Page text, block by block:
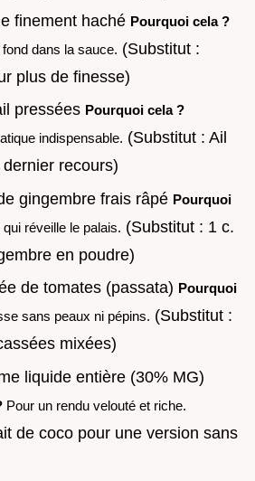
finement haché Pourquoi cela ?
dans la sauce. (Substitut :
plus de finesse)
pressées Pourquoi cela ?
indispensable. (Substitut : Ail
recours)
gingembre frais râpé Pourquoi
réveille le palais. (Substitut : 1 c.
en poudre)
de tomates (passata) Pourquoi
sans peaux ni pépins. (Substitut :
mixées)
liquide entière (30% MG)
Pour un rendu velouté et riche.
de coco pour une version sans